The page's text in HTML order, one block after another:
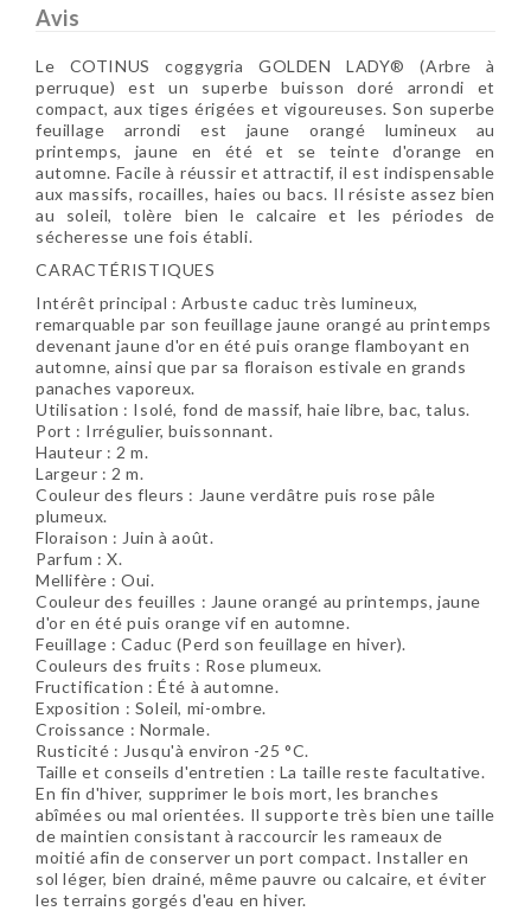
Avis
Le COTINUS coggygria GOLDEN LADY® (Arbre à
perruque) est un superbe buisson doré arrondi et
compact, aux tiges érigées et vigoureuses. Son superbe
feuillage arrondi est jaune orangé lumineux au
printemps, jaune en été et se teinte d'orange en
automne. Facile à réussir et attractif, il est indispensable
aux massifs, rocailles, haies ou bacs. Il résiste assez bien
au soleil, tolère bien le calcaire et les périodes de
sécheresse une fois établi.
CARACTÉRISTIQUES
Intérêt principal : Arbuste caduc très lumineux,
remarquable par son feuillage jaune orangé au printemps
devenant jaune d'or en été puis orange flamboyant en
automne, ainsi que par sa floraison estivale en grands
panaches vaporeux.
Utilisation : Isolé, fond de massif, haie libre, bac, talus.
Port : Irrégulier, buissonnant.
Hauteur : 2 m.
Largeur : 2 m.
Couleur des fleurs : Jaune verdâtre puis rose pâle
plumeux.
Floraison : Juin à août.
Parfum : X.
Mellifère : Oui.
Couleur des feuilles : Jaune orangé au printemps, jaune
d'or en été puis orange vif en automne.
Feuillage : Caduc (Perd son feuillage en hiver).
Couleurs des fruits : Rose plumeux.
Fructification : Été à automne.
Exposition : Soleil, mi-ombre.
Croissance : Normale.
Rusticité : Jusqu'à environ -25 °C.
Taille et conseils d'entretien : La taille reste facultative.
En fin d'hiver, supprimer le bois mort, les branches
abîmées ou mal orientées. Il supporte très bien une taille
de maintien consistant à raccourcir les rameaux de
moitié afin de conserver un port compact. Installer en
sol léger, bien drainé, même pauvre ou calcaire, et éviter
les terrains gorgés d'eau en hiver.